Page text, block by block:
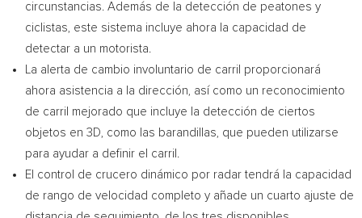
circunstancias. Además de la detección de peatones y
ciclistas, este sistema incluye ahora la capacidad de
detectar a un motorista.
La alerta de cambio involuntario de carril proporcionará
ahora asistencia a la dirección, así como un reconocimiento
de carril mejorado que incluye la detección de ciertos
objetos en 3D, como las barandillas, que pueden utilizarse
para ayudar a definir el carril.
El control de crucero dinámico por radar tendrá la capacidad
de rango de velocidad completo y añade un cuarto ajuste de